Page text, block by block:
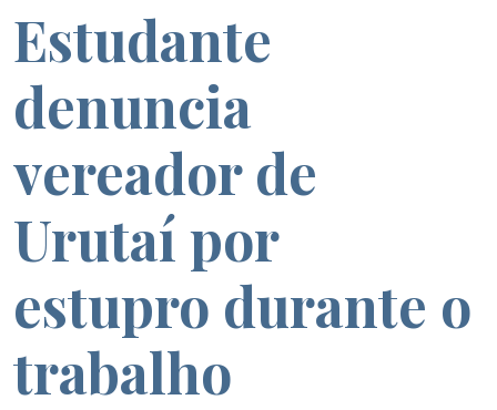
Estudante
denuncia
vereador de
Urutaí por
estupro durante o
trabalho